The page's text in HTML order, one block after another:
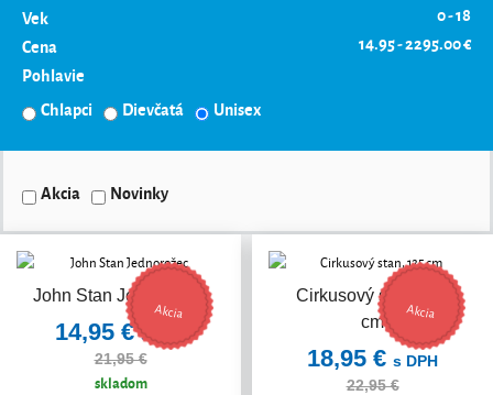
Vek
0 - 18
Cena
14.95 - 2295.00 €
Pohlavie
Chlapci
Dievčatá Unisex
Akcia Novinky
John Stan Jednorožec
Akcia
14,95 €s DPH
21,95 €
skladom
Cirkusový stan, 125
cm
Akcia
18,95 € s DPH
22,95 €